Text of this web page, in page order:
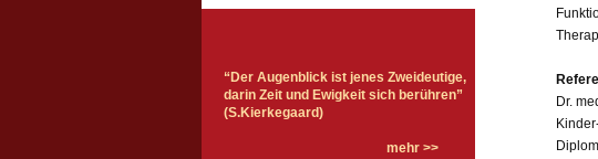
Dr.
“Der Augenblick ist jenes Zweideutige,
darin Zeit und Ewigkeit sich berühren”
(S.Kierkegaard)
mehr >>